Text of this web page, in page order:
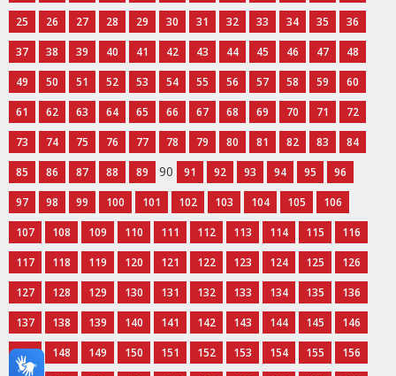
25
26 27 28 29 30 31 32 33 34 35
36
37
38 39 40 41 42 43 44 45 46 47
48
49
50 51 52 53 54 55 56 57 58 59
60
61
62 63 64 65 66 67 68 69 70 71
72
73
74 75 76 77 78 79 80 81 82 83
84
85
86 87 88 89 90 91 92 93 94 95
96
97
98 99 100 101 102 103 104 105
106
107
108 109 110 111 112 113 114 115
116
117
118 119 120 121 122 123 124 125
126
127
128 129 130 131 132 133 134 135
136
137
138 139 140 141 142 143 144 145
146
147
148 149 150 151 152 153 154 155
156